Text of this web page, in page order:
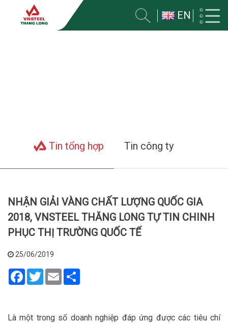
EN
Tin tổng hợp Tin công ty
NHẬN GIẢI VÀNG CHẤT LƯỢNG QUỐC GIA
2018, VNSTEEL THĂNG LONG TỰ TIN CHINH
PHỤC THỊ TRƯỜNG QUỐC TẾ
25/06/2019
Facebook
TwitterEmail
Là một trong số doanh nghiệp đáp ứng được các tiêu chí